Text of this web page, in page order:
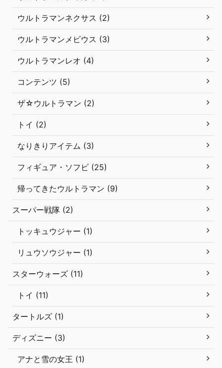
ウルトラマンネクサス (2)
ウルトラマンメビウス (3)
ウルトラマンレオ (4)
コンテンツ (5)
ザ☆ウルトラマン (2)
トイ (2)
なりきりアイテム (3)
フィギュア・ソフビ (25)
帰ってきたウルトラマン (9)
スーパー戦隊 (2)
トッキュウジャー (1)
リュウソウジャー (1)
スターウォーズ (11)
トイ (11)
タートルズ (1)
ディズニー (3)
アナと雪の女王 (1)